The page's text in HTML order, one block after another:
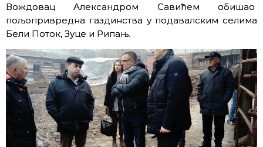
Вождовац Александром Савићем обишао
пољопривредна газдинства у подавалским селима
Бели Поток, Зуце и Рипањ.